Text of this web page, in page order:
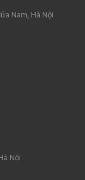
Nam, Hà Nội
Nội